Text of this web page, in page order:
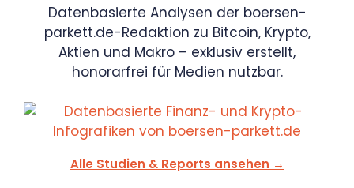
Datenbasierte Analysen der boersen-
parkett.de-Redaktion zu Bitcoin, Krypto,
Aktien und Makro – exklusiv erstellt,
honorarfrei für Medien nutzbar.
Alle Studien & Reports ansehen →